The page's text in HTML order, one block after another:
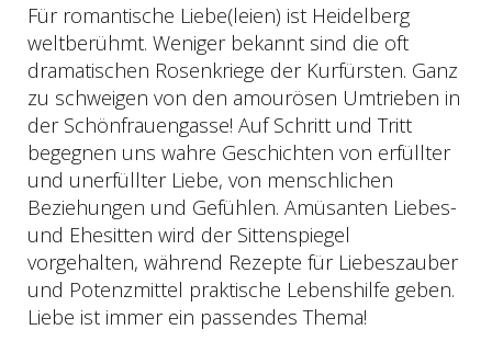
Für romantische Liebe(leien) ist Heidelberg
weltberühmt. Weniger bekannt sind die oft
dramatischen Rosenkriege der Kurfürsten. Ganz
zu schweigen von den amourösen Umtrieben in
der Schönfrauengasse! Auf Schritt und Tritt
begegnen uns wahre Geschichten von erfüllter
und unerfüllter Liebe, von menschlichen
Beziehungen und Gefühlen. Amüsanten Liebes-
und Ehesitten wird der Sittenspiegel
vorgehalten, während Rezepte für Liebeszauber
und Potenzmittel praktische Lebenshilfe geben.
Liebe ist immer ein passendes Thema!